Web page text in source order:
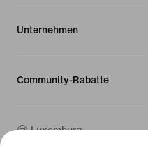
Unternehmen
Community-Rabatte
Luxemburg